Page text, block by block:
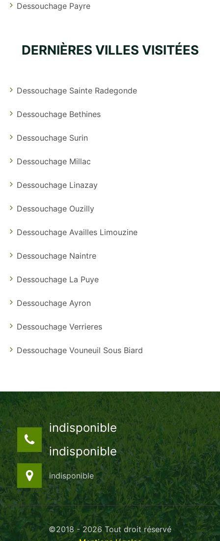
Dessouchage Payre
DERNIÈRES VILLES VISITÉES
Dessouchage Sainte Radegonde
Dessouchage Bethines
Dessouchage Surin
Dessouchage Millac
Dessouchage Linazay
Dessouchage Ouzilly
Dessouchage Availles Limouzine
Dessouchage Naintre
Dessouchage La Puye
Dessouchage Ayron
Dessouchage Verrieres
Dessouchage Vouneuil Sous Biard
indisponible
indisponible
indisponible
©2018 - 2026 Tout droit réservé